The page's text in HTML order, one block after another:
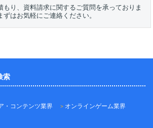
もり、資料請求に関するご質問を承っておりま
ずはお気軽にご連絡ください。
索
・コンテンツ業界
オンラインゲーム業界